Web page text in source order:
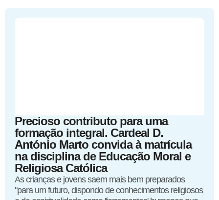
Precioso contributo para uma
formação integral. Cardeal D.
António Marto convida à matrícula
na disciplina de Educação Moral e
Religiosa Católica
As crianças e jovens saem mais bem preparados
"para um futuro, dispondo de conhecimentos religiosos